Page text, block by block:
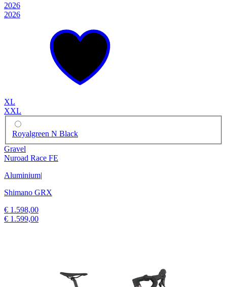
2026
2026
XL
XXL
Royalgreen N Black
Gravel
Nuroad Race FE
Aluminium|
Shimano GRX
€ 1.598,00
€ 1.599,00